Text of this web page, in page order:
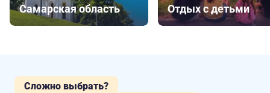
Самарская область Отдых с детьми
Сложно выбрать?